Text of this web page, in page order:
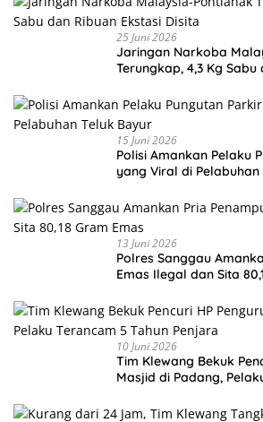
25 Juni 2026
Jaringan Narkoba
Terungkap, 4,3 Kg
15 Juni 2026
Polisi Amankan Pelaku
yang Viral di Pelabuhan
13 Juni 2026
Polres Sanggau
Emas Ilegal dan Sita
10 Juni 2026
Tim Klewang Bekuk
Masjid di Padang,